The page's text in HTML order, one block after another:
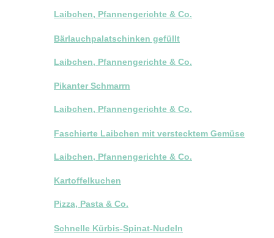
Laibchen, Pfannengerichte & Co.
Bärlauchpalatschinken gefüllt
Laibchen, Pfannengerichte & Co.
Pikanter Schmarrn
Laibchen, Pfannengerichte & Co.
Faschierte Laibchen mit verstecktem Gemüse
Laibchen, Pfannengerichte & Co.
Kartoffelkuchen
Pizza, Pasta & Co.
Schnelle Kürbis-Spinat-Nudeln